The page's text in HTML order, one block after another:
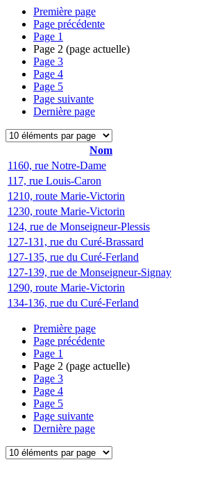
Première page
Page précédente
Page 1
Page 2 (page actuelle)
Page 3
Page 4
Page 5
Page suivante
Dernière page
Nom
1160, rue Notre-Dame
117, rue Louis-Caron
1210, route Marie-Victorin
1230, route Marie-Victorin
124, rue de Monseigneur-Plessis
127-131, rue du Curé-Brassard
127-135, rue du Curé-Ferland
127-139, rue de Monseigneur-Signay
1290, route Marie-Victorin
134-136, rue du Curé-Ferland
Première page
Page précédente
Page 1
Page 2 (page actuelle)
Page 3
Page 4
Page 5
Page suivante
Dernière page